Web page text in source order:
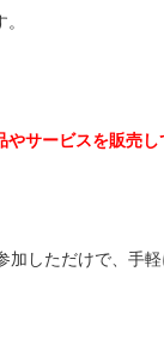
やサービスを販売し
しただけで、手軽